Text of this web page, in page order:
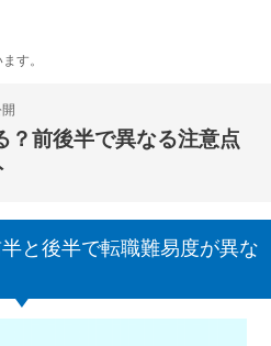
す。
？前後半で異なる注意点
と後半で転職難易度が異な